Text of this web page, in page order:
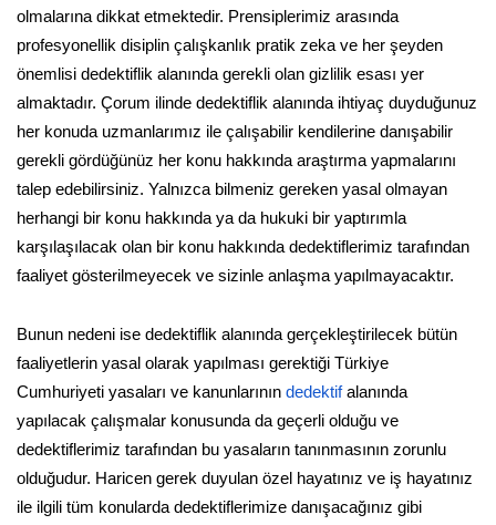
olmalarına dikkat etmektedir. Prensiplerimiz arasında
profesyonellik disiplin çalışkanlık pratik zeka ve her şeyden
önemlisi dedektiflik alanında gerekli olan gizlilik esası yer
almaktadır. Çorum ilinde dedektiflik alanında ihtiyaç duyduğunuz
her konuda uzmanlarımız ile çalışabilir kendilerine danışabilir
gerekli gördüğünüz her konu hakkında araştırma yapmalarını
talep edebilirsiniz. Yalnızca bilmeniz gereken yasal olmayan
herhangi bir konu hakkında ya da hukuki bir yaptırımla
karşılaşılacak olan bir konu hakkında dedektiflerimiz tarafından
faaliyet gösterilmeyecek ve sizinle anlaşma yapılmayacaktır.
Bunun nedeni ise dedektiflik alanında gerçekleştirilecek bütün
faaliyetlerin yasal olarak yapılması gerektiği Türkiye
Cumhuriyeti yasaları ve kanunlarının dedektifalanında
yapılacak çalışmalar konusunda da geçerli olduğu ve
dedektiflerimiz tarafından bu yasaların tanınmasının zorunlu
olduğudur. Haricen gerek duyulan özel hayatınız ve iş hayatınız
ile ilgili tüm konularda dedektiflerimize danışacağınız gibi